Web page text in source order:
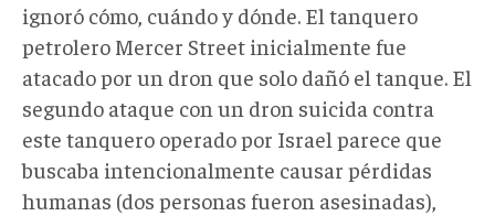
ignoró cómo, cuándo y dónde. El tanquero
petrolero Mercer Street inicialmente fue
atacado por un dron que solo dañó el tanque. El
segundo ataque con un dron suicida contra
este tanquero operado por Israel parece que
buscaba intencionalmente causar pérdidas
humanas (dos personas fueron asesinadas),